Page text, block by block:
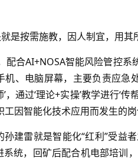
是按需施教，因人制宜，用其
合AI+NOSA智能风险管控系
、电脑屏幕，主要负责应急
通过‘理论+实操’教学进行‘传
因智能化技术应用而发生的岗
建雷就是智能化“红利”受益
统，回矿后配合机电部培训